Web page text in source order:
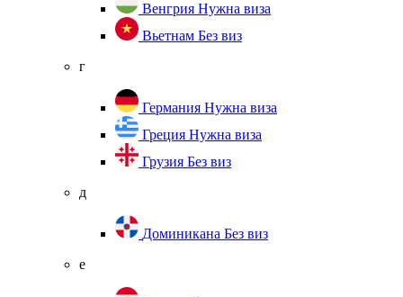
Венгрия Нужна виза
Вьетнам Без виз
г
Германия Нужна виза
Греция Нужна виза
Грузия Без виз
д
Доминикана Без виз
е